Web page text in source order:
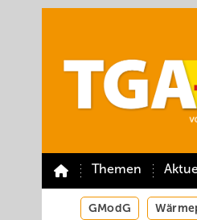
Themen
GModG